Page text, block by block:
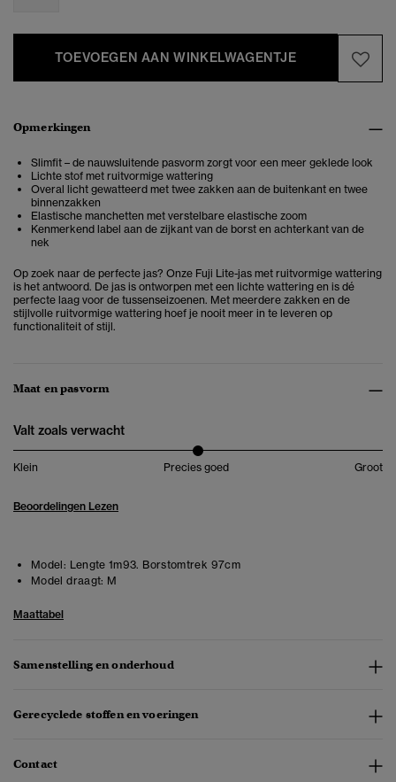
TOEVOEGEN AAN WINKELWAGENTJE
Opmerkingen
Slimfit – de nauwsluitende pasvorm zorgt voor een meer geklede look
Lichte stof met ruitvormige wattering
Overal licht gewatteerd met twee zakken aan de buitenkant en twee
binnenzakken
Elastische manchetten met verstelbare elastische zoom
Kenmerkend label aan de zijkant van de borst en achterkant van de
nek
Op zoek naar de perfecte jas? Onze Fuji Lite-jas met ruitvormige wattering
is het antwoord. De jas is ontworpen met een lichte wattering en is dé
perfecte laag voor de tussenseizoenen. Met meerdere zakken en de
stijlvolle ruitvormige wattering hoef je nooit meer in te leveren op
functionaliteit of stijl.
Maat en pasvorm
Valt zoals verwacht
Klein Precies goed Groot
Beoordelingen Lezen
Model: Lengte 1m93. Borstomtrek 97cm
Model draagt: M
Maattabel
Samenstelling en onderhoud
Gerecyclede stoffen en voeringen
Contact